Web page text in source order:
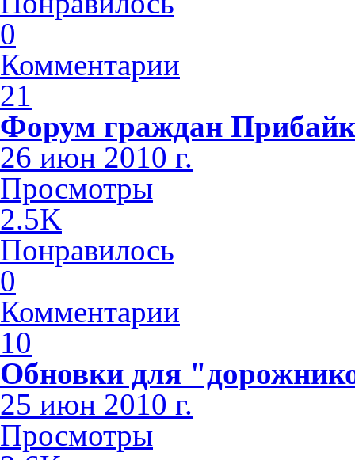
0
Комментарии
21
Форум граждан
26 июн 2010 г.
Просмотры
2.5K
Понравилось
0
Комментарии
10
Обновки для
25 июн 2010 г.
Просмотры